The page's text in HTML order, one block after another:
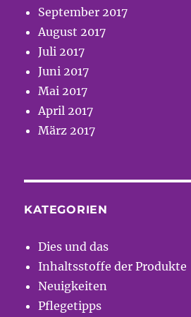
September 2017
August 2017
Juli 2017
Juni 2017
Mai 2017
April 2017
März 2017
KATEGORIEN
Dies und das
Inhaltsstoffe der Produkte
Neuigkeiten
Pflegetipps